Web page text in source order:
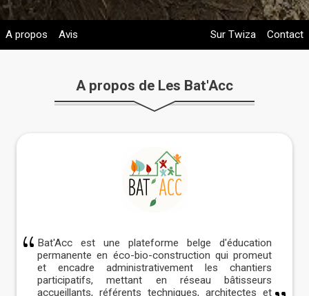
A propos Avis Sur Twiza Contact
A propos de Les Bat'Acc
Bat'Acc est une plateforme belge d'éducation
permanente en éco-bio-construction qui promeut
et encadre administrativement les chantiers
participatifs, mettant en réseau bâtisseurs
accueillants, référents techniques, architectes et